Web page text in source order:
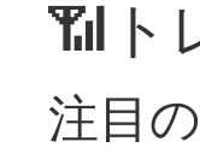
📶ト
注目